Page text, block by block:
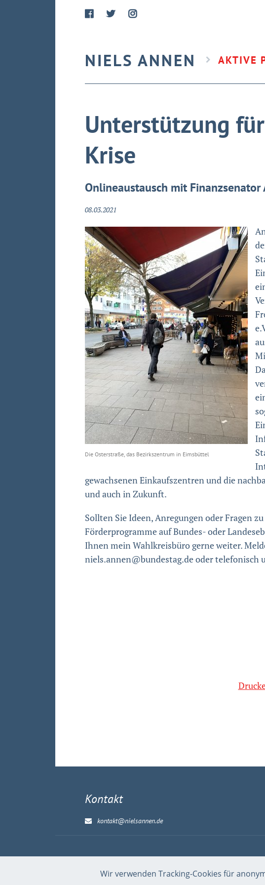
Wir verwenden Tracking-Cookies für
NIELS ANNEN AKTIVE
Unterstützung
Krise
Onlineaustausch mit Finanzsenator
08.03.2021
Die Osterstraße, das Bezirkszentrum in Eimsbüttel
gewachsenen Einkaufszentren und die
und auch in Zukunft.
Sollten Sie Ideen, Anregungen oder Fragen
Förderprogramme auf Bundes- oder
Ihnen mein Wahlkreisbüro gerne weiter.
niels.annen@bundestag.de oder telefonisch
Kontakt
kontakt@nielsannen.de